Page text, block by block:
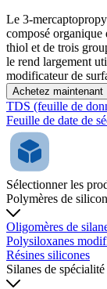
Le 3-
composé
thiol et de trois
le rend largement
modificateur de
Achetez maintenant
TDS (feuille de
Feuille de date de
Sélectionner les
Polymères de
Oligomères de
Polysiloxanes
Résines silicones
Silanes de spécialité